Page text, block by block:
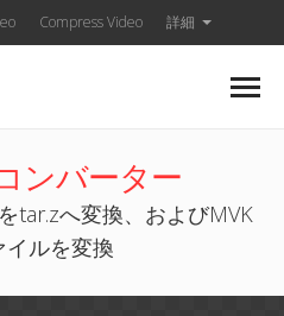
Compress Video 詳細
ンバーター
tar.zへ変換、およびMVK
イルを変換